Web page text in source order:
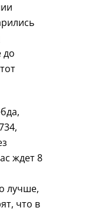
до
ждет 8
лучше,
что в